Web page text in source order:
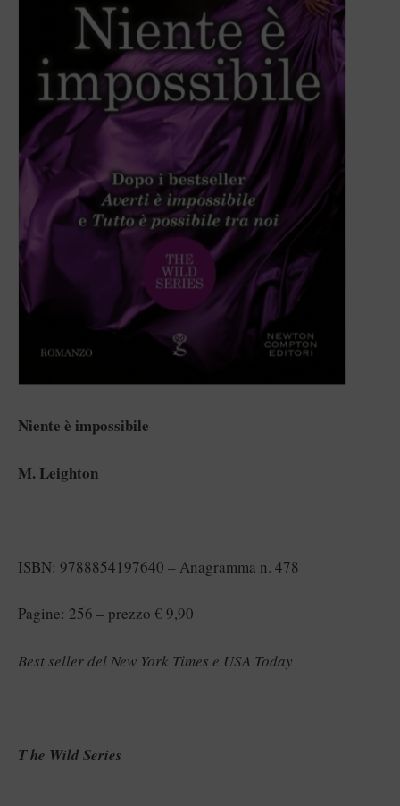
Niente è impossibile
M. Leighton
ISBN: 9788854197640 – Anagramma n. 478
Pagine: 256 – prezzo € 9,90
Best seller del New York Times e USA Today
T he Wild Series